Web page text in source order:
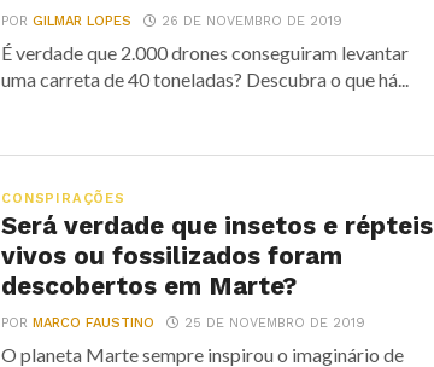
PORGILMAR LOPES 26 DE NOVEMBRO DE 2019
É verdade que 2.000 drones conseguiram levantar
uma carreta de 40 toneladas? Descubra o que há...
CONSPIRAÇÕES
Será verdade que insetos e répteis
vivos ou fossilizados foram
descobertos em Marte?
PORMARCO FAUSTINO 25 DE NOVEMBRO DE 2019
O planeta Marte sempre inspirou o imaginário de